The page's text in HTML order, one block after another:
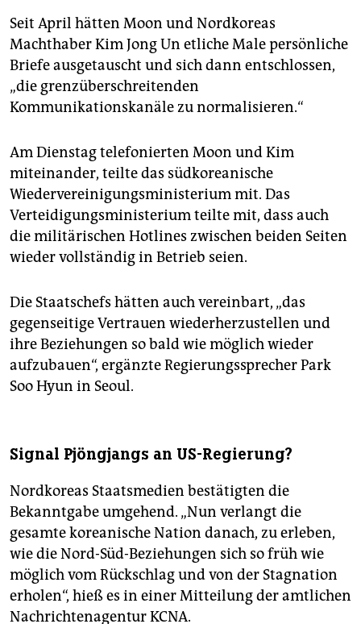
Seit April hätten Moon und Nordkoreas
Machthaber Kim Jong Un etliche Male persönliche
Briefe ausgetauscht und sich dann entschlossen,
„die grenzüberschreitenden
Kommunikationskanäle zu normalisieren.“
Am Dienstag telefonierten Moon und Kim
miteinander, teilte das südkoreanische
Wiedervereinigungsministerium mit. Das
Verteidigungsministerium teilte mit, dass auch
die militärischen Hotlines zwischen beiden Seiten
wieder vollständig in Betrieb seien.
Die Staatschefs hätten auch vereinbart, „das
gegenseitige Vertrauen wiederherzustellen und
ihre Beziehungen so bald wie möglich wieder
aufzubauen“, ergänzte Regierungssprecher Park
Soo Hyun in Seoul.
Signal Pjöngjangs an US-Regierung?
Nordkoreas Staatsmedien bestätigten die
Bekanntgabe umgehend. „Nun verlangt die
gesamte koreanische Nation danach, zu erleben,
wie die Nord-Süd-Beziehungen sich so früh wie
möglich vom Rückschlag und von der Stagnation
erholen“, hieß es in einer Mitteilung der amtlichen
Nachrichtenagentur KCNA.